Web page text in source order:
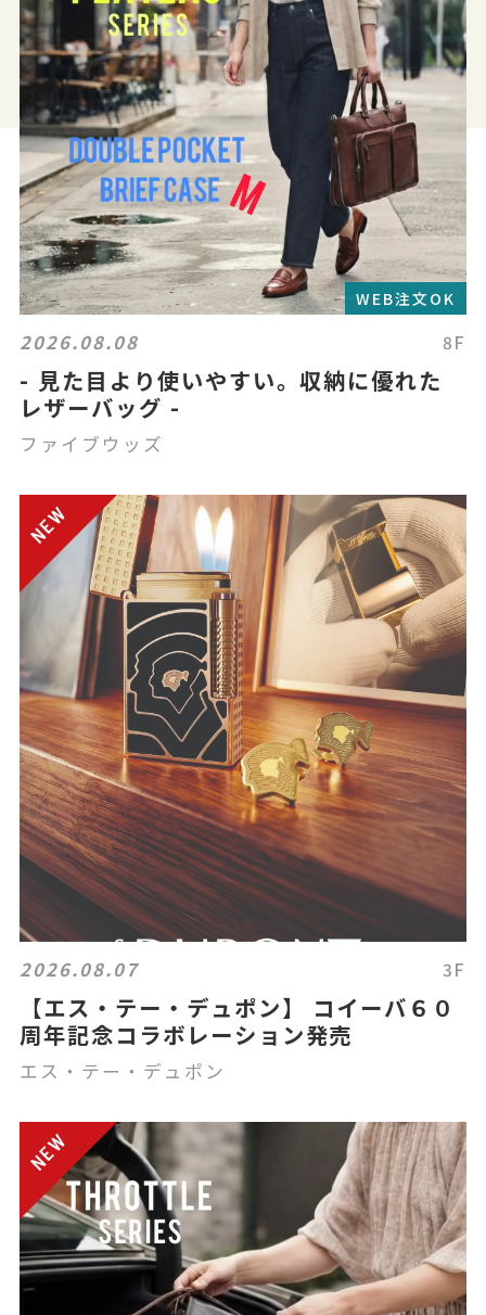
WEB注文OK
2026.08.08 8F
- 見た目より使いやすい。収納に優れた
レザーバッグ -
ファイブウッズ
2026.08.07 3F
【エス・テー・デュポン】 コイーバ６０
周年記念コラボレーション発売
エス・テー・デュポン